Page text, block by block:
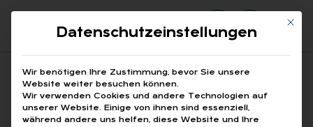
Suchfeld
Suchen
Mit
Datenschutzeinstellungen
Wir benötigen Ihre Zustimmung, bevor Sie unsere
Website weiter besuchen können.
Wir verwenden Cookies und andere Technologien auf
unserer Website. Einige von ihnen sind essenziell,
während andere uns helfen, diese Website und Ihre